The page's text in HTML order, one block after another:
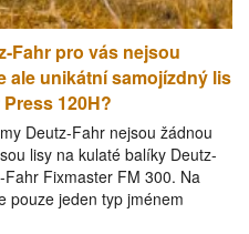
Fahr pro vás nejsou
ale unikátní samojízdný lis
120H?
Deutz-Fahr nejsou žádnou
lisy na kulaté balíky Deutz-
Fixmaster FM 300. Na
pouze jeden typ jménem